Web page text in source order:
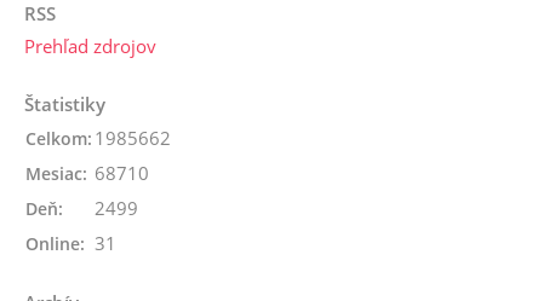
RSS
Prehľad zdrojov
Štatistiky
Online: 31
Celkom: 1985662
Mesiac: 68710
Deň: 2499